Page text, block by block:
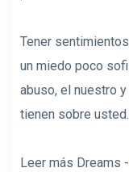
Tener
un miedo poco
abuso, el nuestro
tienen sobre usted.
Leer más Dreams -